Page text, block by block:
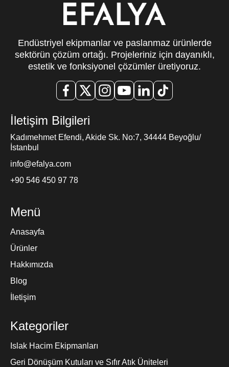
Endüstriyel ekipmanlar ve paslanmaz ürünlerde
sektörün çözüm ortağı. Projeleriniz için dayanıklı,
estetik ve fonksiyonel çözümler üretiyoruz.
İletişim Bilgileri
Kadımehmet Efendi, Akide Sk. No:7, 34444 Beyoğlu/
İstanbul
info@efalya.com
+90 546 450 97 78
Menü
Anasayfa
Ürünler
Hakkımızda
Blog
İletişim
Kategoriler
Islak Hacim Ekipmanları
Geri Dönüşüm Kutuları ve Sıfır Atık Üniteleri